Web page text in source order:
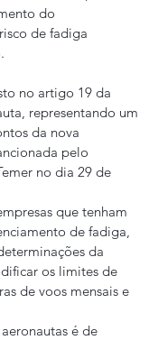
do
de fadiga
no artigo 19 da
representando um
da nova
pelo
no dia 29 de
que tenham
de fadiga,
da
os limites de
de voos mensais e
é de